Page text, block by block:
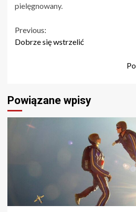
pielęgnowany.
Continue
Previous:
Dobrze się wstrzelić
Powiązane wpisy
2 min read